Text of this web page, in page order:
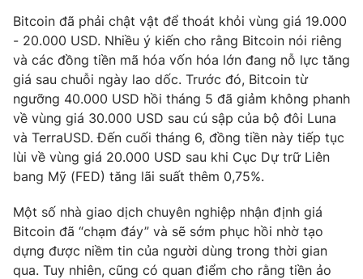
Thị trường 24h Tấm lòng Việt
VTV4 Vươn mình bằng AI
VTV9 VTV8
Liên hệ tòa soạn English
THỜI BÁO VTV
Bitcoin đã phải chật vật để thoát khỏi vùng giá 19.000
- 20.000 USD. Nhiều ý kiến cho rằng Bitcoin nói riêng
và các đồng tiền mã hóa vốn hóa lớn đang nỗ lực tăng
giá sau chuỗi ngày lao dốc. Trước đó, Bitcoin từ
ngưỡng 40.000 USD hồi tháng 5 đã giảm không phanh
về vùng giá 30.000 USD sau cú sập của bộ đôi Luna
và TerraUSD. Đến cuối tháng 6, đồng tiền này tiếp tục
lùi về vùng giá 20.000 USD sau khi Cục Dự trữ Liên
bang Mỹ (FED) tăng lãi suất thêm 0,75%.
Một số nhà giao dịch chuyên nghiệp nhận định giá
Bitcoin đã “chạm đáy” và sẽ sớm phục hồi nhờ tạo
dựng được niềm tin của người dùng trong thời gian
qua. Tuy nhiên, cũng có quan điểm cho rằng tiền ảo